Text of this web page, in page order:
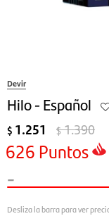
Devir
Hilo - Español
$ 1.251 $1.390
626 Puntos
-